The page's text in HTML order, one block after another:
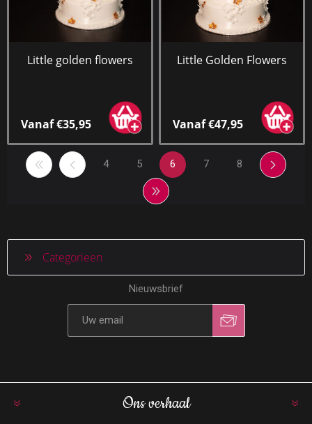
Little golden flowers
Vanaf €35,95
Little Golden Flowers
Vanaf €47,95
4 5 6 7 8
Categorieen
Nieuwsbrief
Ons verhaal